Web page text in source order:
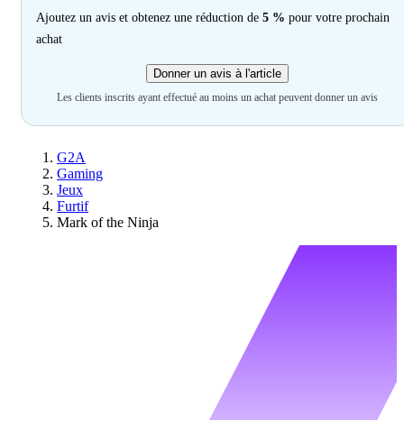
Ajoutez un avis et obtenez une réduction de 5 % pour votre prochain
achat
Donner un avis à l'article
Les clients inscrits ayant effectué au moins un achat peuvent donner un avis
G2A
Gaming
Jeux
Furtif
Mark of the Ninja